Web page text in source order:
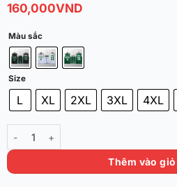
160,000VND
Màu sắc
Size
L XL 2XL 3XL 4XL
Bộ quần áo bóng rổ Kyrie Irving -
Thêm vào